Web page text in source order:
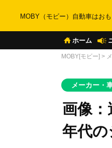
MOBY（モビー）自動車はおも
ホーム
MOBY[モビー] >
メーカー・
画像
年代